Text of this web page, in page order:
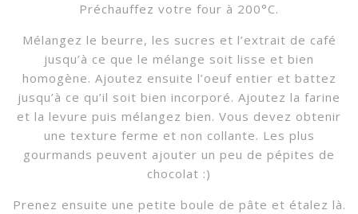
Préchauffez votre four à 200°C.
Mélangez le beurre, les sucres et l’extrait de café
jusqu’à ce que le mélange soit lisse et bien
homogène. Ajoutez ensuite l’oeuf entier et battez
jusqu’à ce qu’il soit bien incorporé. Ajoutez la farine
et la levure puis mélangez bien. Vous devez obtenir
une texture ferme et non collante. Les plus
gourmands peuvent ajouter un peu de pépites de
chocolat :)
Prenez ensuite une petite boule de pâte et étalez là.